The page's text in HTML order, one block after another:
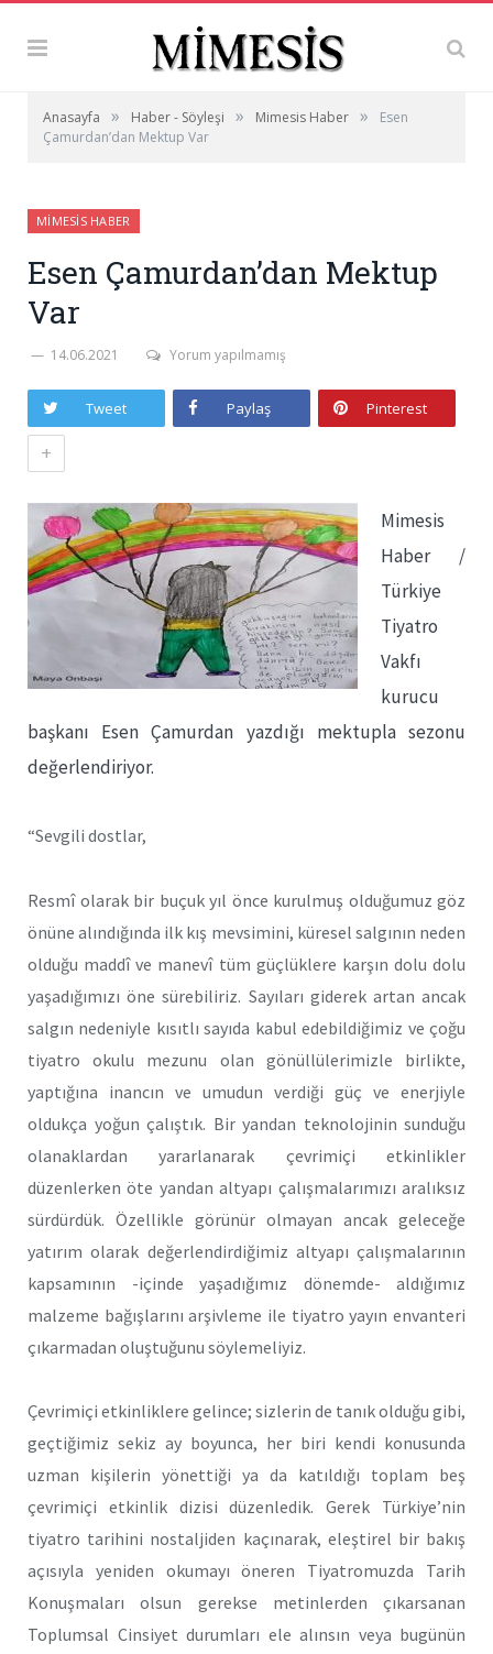
Anasayfa » Haber - Söyleşi » Mimesis Haber »
Esen
Çamurdan’dan Mektup Var
MIMESIS HABER
Esen Çamurdan’dan Mektup
Var
14.06.2021 Yorum yapılmamış
Tweet Paylaş Pinterest
+
Mimesis
Haber /
Türkiye
Tiyatro
Vakfı
kurucu
başkanı Esen Çamurdan yazdığı mektupla sezonu
değerlendiriyor.
“Sevgili dostlar,
Resmî olarak bir buçuk yıl önce kurulmuş olduğumuz göz
önüne alındığında ilk kış mevsimini, küresel salgının neden
olduğu maddî ve manevî tüm güçlüklere karşın dolu dolu
yaşadığımızı öne sürebiliriz. Sayıları giderek artan ancak
salgın nedeniyle kısıtlı sayıda kabul edebildiğimiz ve çoğu
tiyatro okulu mezunu olan gönüllülerimizle birlikte,
yaptığına inancın ve umudun verdiği güç ve enerjiyle
oldukça yoğun çalıştık. Bir yandan teknolojinin sunduğu
olanaklardan yararlanarak çevrimiçi etkinlikler
düzenlerken öte yandan altyapı çalışmalarımızı aralıksız
sürdürdük. Özellikle görünür olmayan ancak geleceğe
yatırım olarak değerlendirdiğimiz altyapı çalışmalarının
kapsamının -içinde yaşadığımız dönemde- aldığımız
malzeme bağışlarını arşivleme ile tiyatro yayın envanteri
çıkarmadan oluştuğunu söylemeliyiz.
Çevrimiçi etkinliklere gelince; sizlerin de tanık olduğu gibi,
geçtiğimiz sekiz ay boyunca, her biri kendi konusunda
uzman kişilerin yönettiği ya da katıldığı toplam beş
çevrimiçi etkinlik dizisi düzenledik. Gerek Türkiye’nin
tiyatro tarihini nostaljiden kaçınarak, eleştirel bir bakış
açısıyla yeniden okumayı öneren Tiyatromuzda Tarih
Konuşmaları olsun gerekse metinlerden çıkarsanan
Toplumsal Cinsiyet durumları ele alınsın veya bugünün